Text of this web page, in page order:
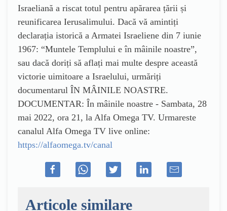
Israeliană a riscat totul pentru apărarea țării și
reunificarea Ierusalimului. Dacă vă amintiți
declarația istorică a Armatei Israeliene din 7 iunie
1967: “Muntele Templului e în mâinile noastre”,
sau dacă doriți să aflați mai multe despre această
victorie uimitoare a Israelului, urmăriți
documentarul ÎN MÂINILE NOASTRE.
DOCUMENTAR: În mâinile noastre - Sambata, 28
mai 2022, ora 21, la Alfa Omega TV. Urmareste
canalul Alfa Omega TV live online:
https://alfaomega.tv/canal
Articole similare